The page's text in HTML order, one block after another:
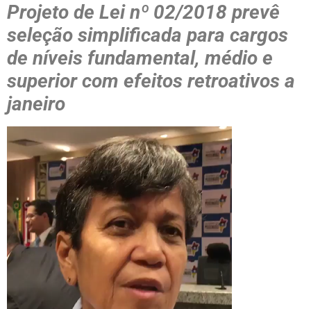
Projeto de Lei nº 02/2018 prevê
seleção simplificada para cargos
de níveis fundamental, médio e
superior com efeitos retroativos a
janeiro